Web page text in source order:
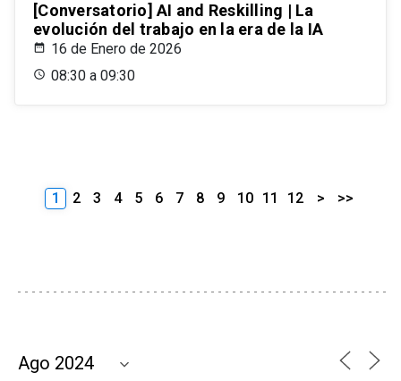
[Conversatorio] AI and Reskilling | La
evolución del trabajo en la era de la IA
16 de Enero de 2026
08:30 a 09:30
1 2 3 4 5 6 7 8 9 10 11 12 > >>